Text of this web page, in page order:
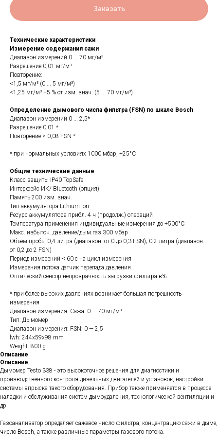
Заказать
Технические характеристики
Измерение содержания сажи
Диапазон измерений 0 ... 70 мг/м³
Разрешение 0,01 мг/м³
Повторение:
<1,5 мг/м³ (0 ... 5 мг/м³)
<1,25 мг/м³ +5 % от изм. знач. (5 ... 70 мг/м³)
Определение дымового числа фильтра (FSN) по шкале Bosch
Диапазон измерений 0 ... 2,5*
Разрешение 0,01 *
Повторение < 0,08 FSN *
* при нормальных условиях 1000 мбар, +25°C
Общие технические данные
Класс защиты IP40 TopSafe
Интерфейс ИК/ Bluetooth (опция)
Память 200 изм. знач.
Тип аккумулятора Lithium ion
Ресурс аккумулятора прибл. 4 ч (продолж.) операций
Температура применения индивидуальные измерения до +500°C
Макс. избыточ. давление/дым.газ 300 мбар
Объем пробы 0,4 литра (диапазон: от 0 до 0,3 FSN); 0,2 литра (диапазон:
от 0,2 до 2 FSN)
Период измерений ˂ 60 с на цикл измерения
Измерения потока датчик перепада давления
Оптический сенсор непрозрачность загрузки фильтра в%
* при более высоких давлениях возникает большая погрешность
измерения
Диапазон измерения: Сажа: 0 — 70 мг/м³
Тип: Дымомер
Диапазон измерения: FSN: 0 — 2,5
lwh: 244x59x98 mm
Weight: 800 g
Описание
Описание
Дымомер Testo 338 - это высокоточное решения для диагностики и
производственного контроля дизельных двигателей и установок, настройки
системы впрыска такого оборудования. Прибор также применяется в процессе
наладки и обслуживания систем дымоудаления, технологической вентиляции и
др.
Газоанализатор определяет сажевое число фильтра, концентрацию сажи в дыме,
число Bosch, а также различные параметры газового потока.